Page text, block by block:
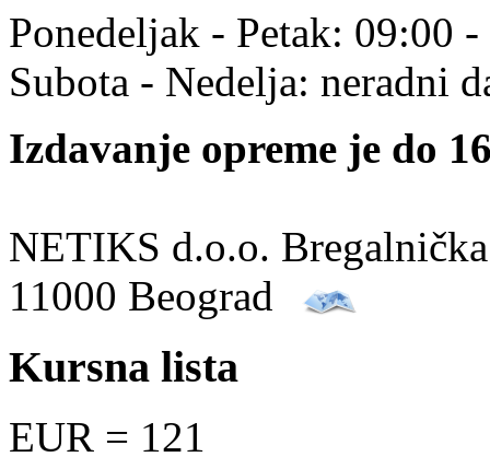
Ponedeljak - Petak: 09:00
Subota - Nedelja: neradni
Izdavanje opreme je do
NETIKS d.o.o.
11000 Beograd
Kursna lista
EUR = 121